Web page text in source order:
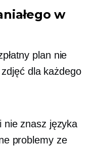
w
plan nie
dla każdego
znasz języka
problemy ze